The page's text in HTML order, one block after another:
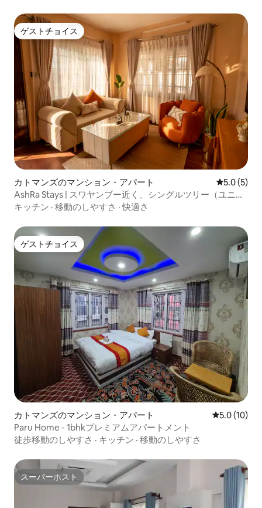
ゲストチョイス
ゲストチョイス
カトマンズのマンション・アパート レビュー5
5.0 (5)
AshRa Stays | スワヤンブー近く、シングルツリー（ユニッ
ト1）
キッチン · 移動のしやすさ ·快適さ
ゲストチョイス
ゲストチョイス
カトマンズのマンション・アパート レビュー10
5.0 (10)
Paru Home - 1bhkプレミアムアパートメント
徒歩移動のしやすさ · キッチン · 移動のしやすさ
スーパーホスト
スーパーホスト